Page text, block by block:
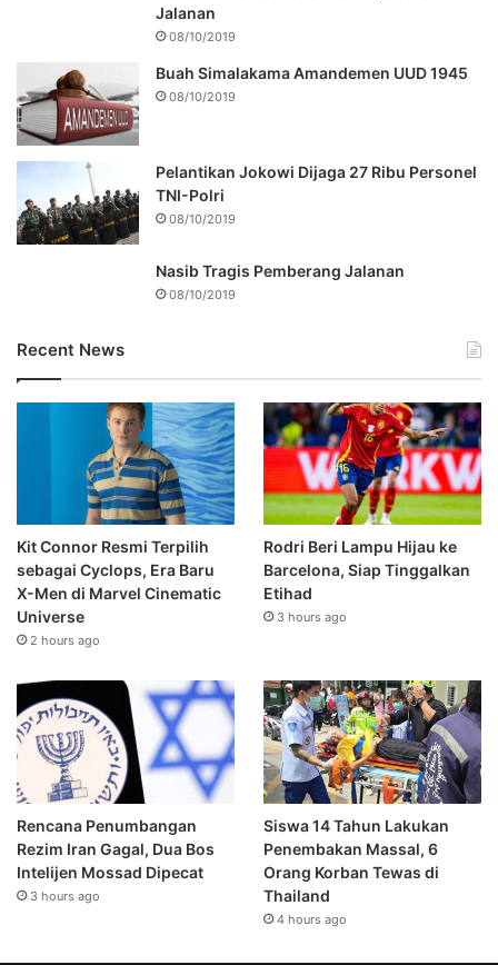
Jalanan
08/10/2019
Buah Simalakama Amandemen UUD 1945
08/10/2019
Pelantikan Jokowi Dijaga 27 Ribu Personel
TNI-Polri
08/10/2019
Nasib Tragis Pemberang Jalanan
08/10/2019
Recent News
Kit Connor Resmi Terpilih
sebagai Cyclops, Era Baru
X-Men di Marvel Cinematic
Universe
2 hours ago
Rodri Beri Lampu Hijau ke
Barcelona, Siap Tinggalkan
Etihad
3 hours ago
Rencana Penumbangan
Rezim Iran Gagal, Dua Bos
Intelijen Mossad Dipecat
3 hours ago
Siswa 14 Tahun Lakukan
Penembakan Massal, 6
Orang Korban Tewas di
Thailand
4 hours ago